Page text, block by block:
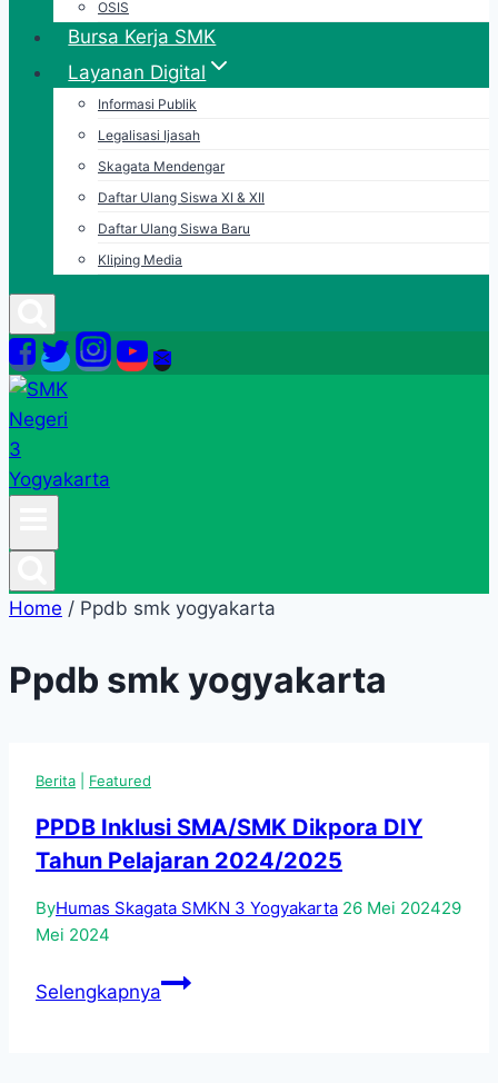
OSIS
Bursa Kerja SMK
Layanan Digital
Informasi Publik
Legalisasi Ijasah
Skagata Mendengar
Daftar Ulang Siswa XI & XII
Daftar Ulang Siswa Baru
Kliping Media
Home / Ppdb smk yogyakarta
Ppdb smk yogyakarta
Berita Featured
PPDB Inklusi SMA/SMK Dikpora DIY
Tahun Pelajaran 2024/2025
ByHumas Skagata SMKN 3 Yogyakarta 26 Mei 202429
Mei 2024
SelengkapnyaPPDB